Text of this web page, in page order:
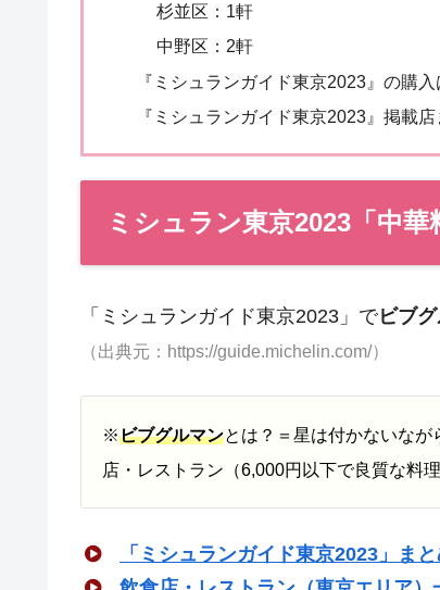
杉並区：1軒
中野区：2軒
『ミシュランガイド東京2023』の購入
『ミシュランガイド東京2023』掲載
ミシュラン東京2023「中華
「ミシュランガイド東京2023」でビブ
（出典元：https://guide.michelin.com/）
※ビブグルマンとは？＝星は付かないな
店・レストラン（6,000円以下で良質な料理
「ミシュランガイド東京2023」ま